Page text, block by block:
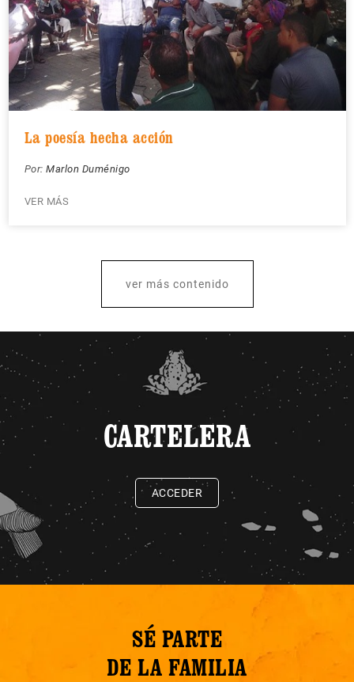
La poesía hecha acción
Por: Marlon Duménigo
VER MÁS
ver más contenido
CARTELERA
ACCEDER
SÉ PARTE
DE LA FAMILIA